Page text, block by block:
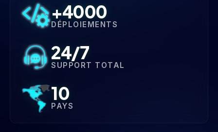
+4000
DÉPLOIEMENTS
24/7
SUPPORT TOTAL
10
PAYS